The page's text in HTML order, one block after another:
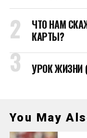
ЧТО НАМ
КАРТЫ?
УРОК ЖИЗНИ
You May